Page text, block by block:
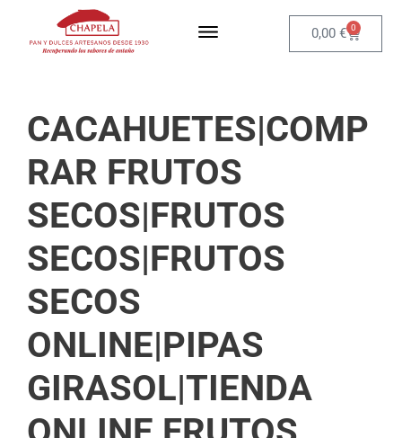
0,00 € 0
CACAHUETES|COMP
RAR FRUTOS
SECOS|FRUTOS
SECOS|FRUTOS
SECOS
ONLINE|PIPAS
GIRASOL|TIENDA